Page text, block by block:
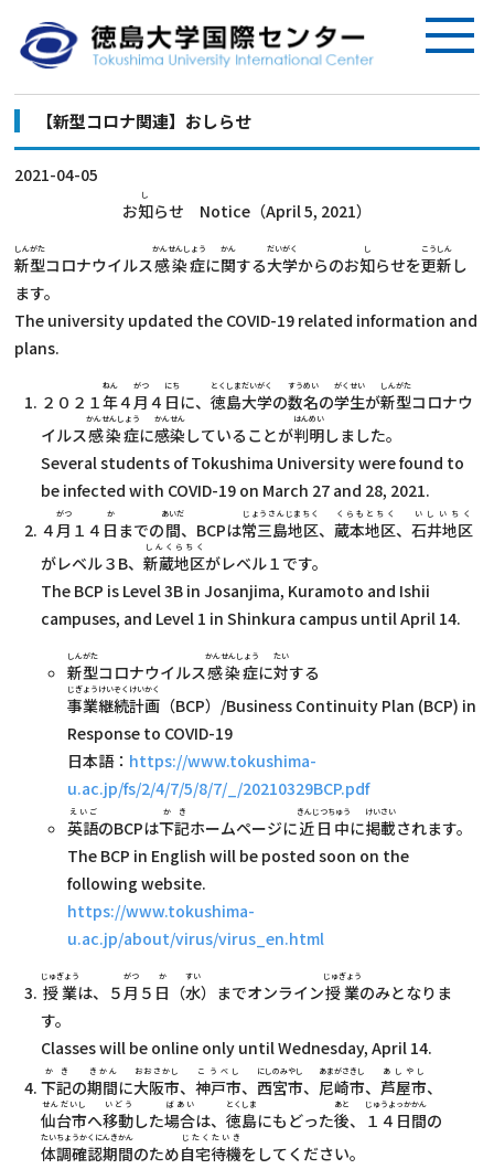
【新型コロナ関連】おしらせ
2021-04-05
お知
し
らせ Notice（April 5, 2021）
新型
しんがた
コロナウイルス感染症
かんせんしょう
に関
かん
する大学
だいがく
からのお知
し
らせを更新
こうしん
し
ます。
The university updated the COVID-19 related information and
plans.
２０２１年
ねん
４月
がつ
４ 日
にち
に、徳島大学
とくしまだいがく
の数名
すうめい
の学生
がくせい
が新型
しんがた
コロナウ
イルス感染症
かんせんしょう
に感染
かんせん
していることが判明
はんめい
しました。
Several students of Tokushima University were found to
be infected with COVID-19 on March 27 and 28, 2021.
４月
がつ
１４ 日
か
までの間
あいだ
、BCPは常三島地区
じょうさんじまちく
、蔵本地区
くらもとちく
、石井地区
いしいちく
がレベル３B、新蔵地区
しんくらちく
がレベル１です。
The BCP is Level 3B in Josanjima, Kuramoto and Ishii
campuses, and Level 1 in Shinkura campus until April 14.
新型
しんがた
コロナウイルス感染症
かんせんしょう
に対
たい
する
事業継続計画
じぎょうけいぞくけいかく
（BCP）/Business Continuity Plan (BCP) in
Response to COVID-19
日本語： https://www.tokushima-
u.ac.jp/fs/2/4/7/5/8/7/_/20210329BCP.pdf
英語
えいご
のBCPは下記
かき
ホームページに近日中
きんじつちゅう
に掲載
けいさい
されます。
The BCP in English will be posted soon on the
following website.
https://www.tokushima-
u.ac.jp/about/virus/virus_en.html
授業
じゅぎょう
は、５月
がつ
５ 日
か
（水
すい
）までオンライン授業
じゅぎょう
のみとなりま
す。
Classes will be online only until Wednesday, April 14.
下記
かき
の期間
きかん
に大阪市
おおさかし
、神戸市
こうべし
、 西宮市
にしのみやし
、 尼崎市
あまがさきし
、芦屋市
あしやし
、
仙台市
せんだいし
へ移動
いどう
した場合
ばあい
は、徳島
とくしま
にもどった後
あと
、 １４日間
じゅうよっかかん
の
体調確認期間
たいちょうかくにんきかん
のため自宅待機
じたくたいき
をしてください。